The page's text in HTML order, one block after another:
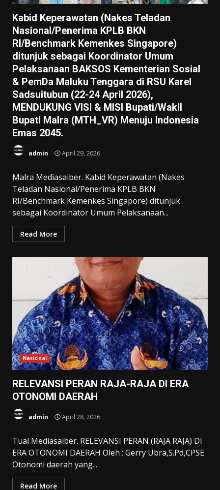
Kabid Keperawatan (Nakes Teladan
Nasional/Penerima KPLB BKN
RI/Benchmark Kemenkes Singapore)
ditunjuk sebagai Koordinator Umum
Pelaksanaan BAKSOS Kementerian Sosial
& PemDa Maluku Tenggara di RSU Karel
Sadsuitubun (22-24 April 2026),
MENDUKUNG VISI & MISI Bupati/Wakil
Bupati Malra (MTH_VR) Menuju Indonesia
Emas 2045.
admin April 29, 2026
Malra Mediasaiber. Kabid Keperawatan (Nakes
Teladan Nasional/Penerima KPLB BKN
RI/Benchmark Kemenkes Singapore) ditunjuk
sebagai Koordinator Umum Pelaksanaan...
Read More
Nasional
RELEVANSI PERAN RAJA-RAJA DI ERA
OTONOMI DAERAH
admin April 28, 2026
Tual Mediasaiber. RELEVANSI PERAN (RAJA RAJA) DI
ERA OTONOMI DAERAH Oleh : Gerry Ubra,S.Pd,CPSE
Otonomi daerah yang...
Read More